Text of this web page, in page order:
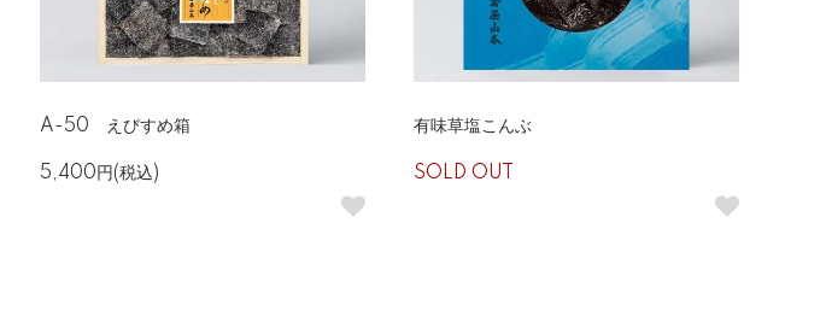
A-50 えびすめ箱
5,400円(税込)
有味草塩こんぶ
SOLD OUT